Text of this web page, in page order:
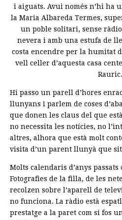
i aiguats. Avui només n’hi ha
la Maria Albareda Termes,
un poble solitari, sense
nevera i amb una estufa de
costa encendre per la humitat
vell celler d’aquesta casa
Rauric.
Hi passo un parell d’hores
llunyans i parlem de coses
que donen les claus del que
no necessita les notícies, no
altres, alhora que està molt
visita d’un parent llunyà que
Molts calendaris d’anys passats
Fotografies de la filla, de les
recolzen sobre l’aparell de
no funciona. La ràdio està
prestatge a la paret com si fos